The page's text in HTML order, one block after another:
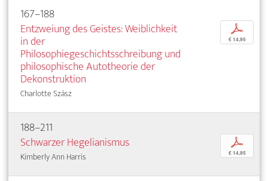
167–188
Entzweiung des Geistes: Weiblichkeit
in der
Philosophiegeschichtsschreibung und
philosophische Autotheorie der
Dekonstruktion
Charlotte Szász
p
€ 14,95
188–211
Schwarzer Hegelianismus
Kimberly Ann Harris
p
€ 14,95